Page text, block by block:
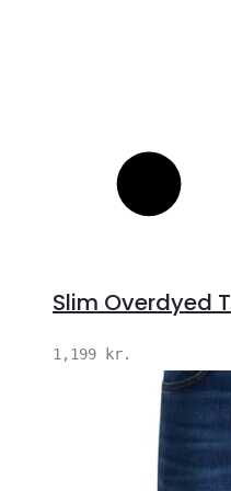
Slim Overdyed T
1,199 kr.